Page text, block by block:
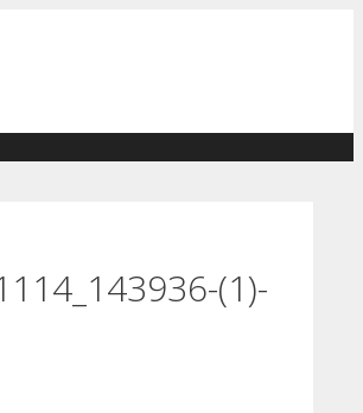
(1)-